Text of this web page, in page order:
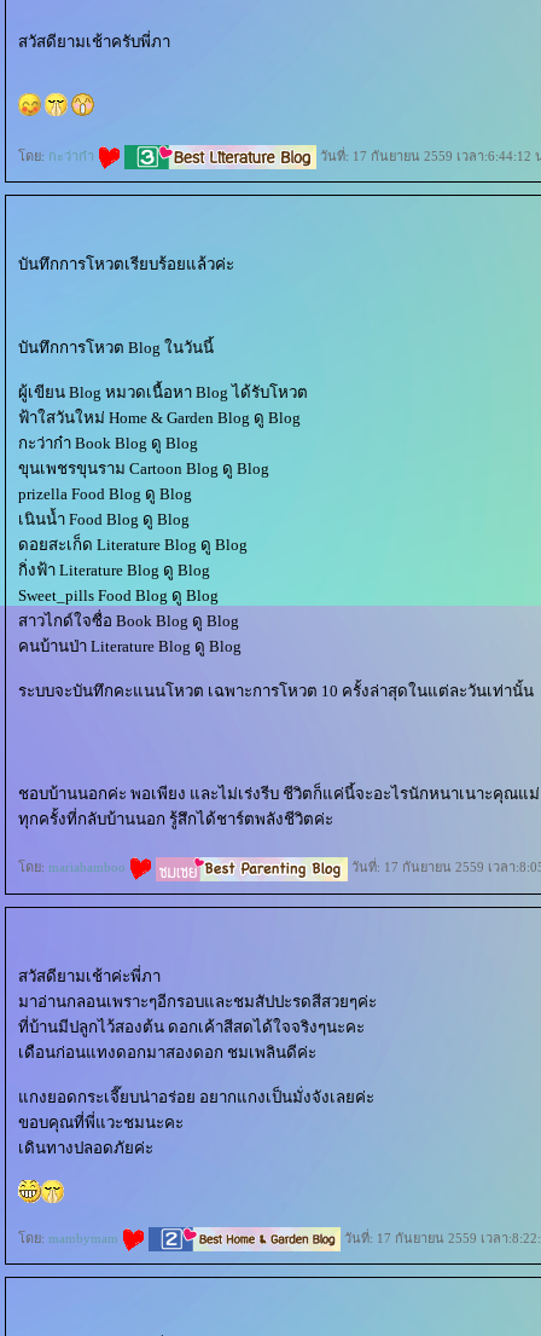
สวัสดียามเช้าครับพี่ภา
ดย: กะว่าก๋า วันที่: 17 กันยายน 2559 เวลา:6:44:12
บันทึกการโหวตเรียบร้อยแล้วค่ะ
บันทึกการโหวต Blog ในวันนี้
ผู้เขียน Blog หมวดเนื้อหา Blog ได้รับโหวต
ฟ้าใสวันใหม่ Home & Garden Blog ดู Blog
กะว่าก๋า Book Blog ดู Blog
ขุนเพชรขุนราม Cartoon Blog ดู Blog
prizella Food Blog ดู Blog
เนินน้ำ Food Blog ดู Blog
ดอยสะเก็ด Literature Blog ดู Blog
กิ่งฟ้า Literature Blog ดู Blog
Sweet_pills Food Blog ดู Blog
สาวไกด์ใจซื่อ Book Blog ดู Blog
คนบ้านป่า Literature Blog ดู Blog
ระบบจะบันทึกคะแนนโหวต เฉพาะการโหวต 10 ครั้งล่าสุดในแต่ละวันเท่านั้น
ชอบบ้านนอกค่ะ พอเพียง และไม่เร่งรีบ ชีวิตก็แค่นี้จะอะไรนักหนาเนาะคุณแม่
ทุกครั้งที่กลับบ้านนอก รู้สึกได้ชาร์ตพลังชีวิตค่ะ
ดย: mariabamboo วันที่: 17 กันยายน 2559 เวลา
สวัสดียามเช้าค่ะพี่ภา
มาอ่านกลอนเพราะๆอีกรอบและชมสัปปะรดสีสวยๆค่ะ
ที่บ้านมีปลูกไว้สองต้น ดอกเค้าสีสดได้ใจจริงๆนะคะ
เดือนก่อนแทงดอกมาสองดอก ชมเพลินดีค่ะ
กงยอดกระเจี๊ยบน่าอร่อย อยากแกงเป็นมั่งจังเลยค่ะ
ขอบคุณที่พี่แวะชมนะคะ
เดินทางปลอดภัยค่ะ
ดย: mambymam วันที่: 17 กันยายน 2559 เวลา